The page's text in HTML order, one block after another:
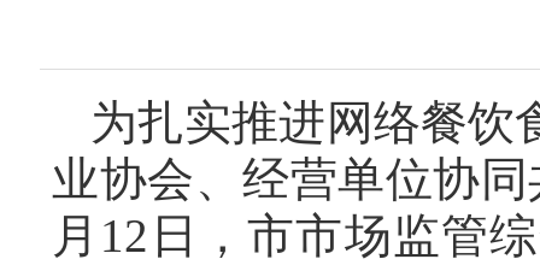
为扎实推进网络餐饮
业协会、经营单位协
月12日，市市场监管